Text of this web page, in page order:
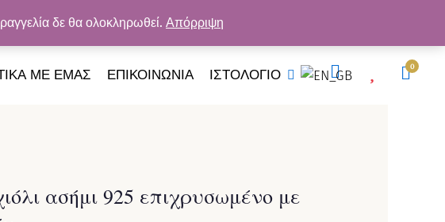
δε θα ολοκληρωθεί. Απόρριψη
· ΕΓΓΎΗΣΗ ΠΟΙΌΤΗΤΑΣ
ΜΕ ΕΜΑΣ ΕΠΙΚΟΙΝΩΝΙΑ ΙΣΤΟΛΟΓΙΟ
0
ασήμι 925 επιχρυσωμένο με